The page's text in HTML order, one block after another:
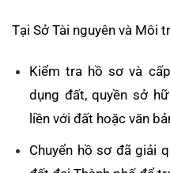
Tại Sở Tài nguyên và Môi
Kiểm tra hồ sơ và
dụng đất, quyền sở
liền với đất hoặc văn
Chuyển hồ sơ đã giải